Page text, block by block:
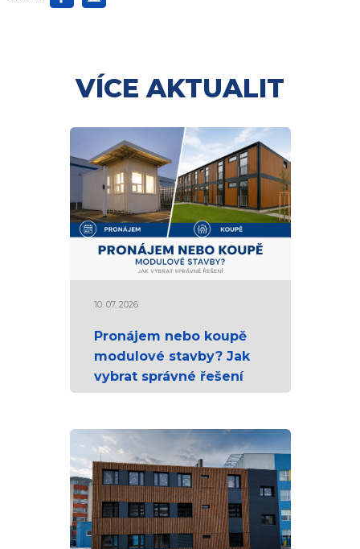
VÍCE AKTUALIT
10. 07. 2026
Pronájem nebo koupě
modulové stavby? Jak
vybrat správné řešení